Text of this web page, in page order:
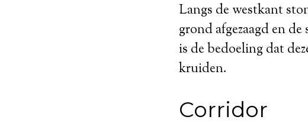
Langs de westkant
grond afgezaagd en
is de bedoeling dat
kruiden.
Corridor